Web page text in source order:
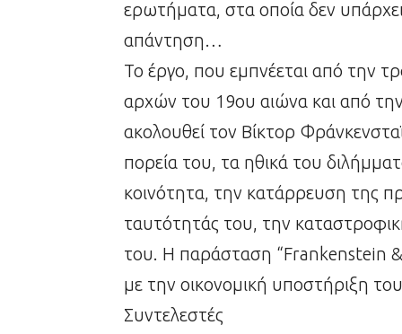
ερωτήματα, στα οποία δεν
απάντηση…
Το έργο, που εμπνέεται από την
αρχών του 19ου αιώνα και από
ακολουθεί τον Βίκτορ
πορεία του, τα ηθικά του
κοινότητα, την κατάρρευση της
ταυτότητάς του, την
του. Η παράσταση “Frankenstein &
με την οικονομική υποστήριξη
Συντελεστές